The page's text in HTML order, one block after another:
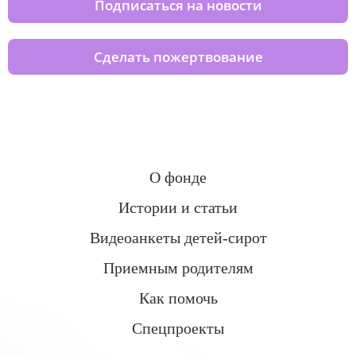
Подписаться на новости
Сделать пожертвование
О фонде
Истории и статьи
Видеоанкеты детей-сирот
Приемным родителям
Как помочь
Спецпроекты